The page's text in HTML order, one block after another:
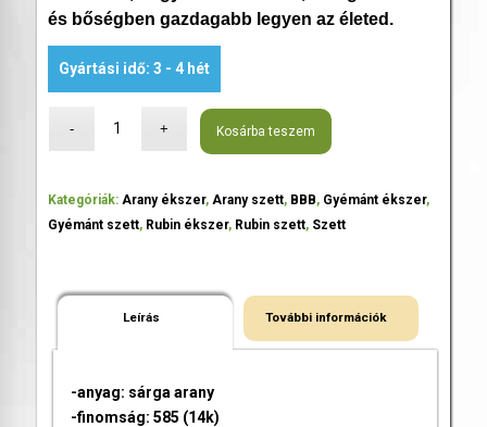
és bőségben gazdagabb legyen az életed.
Gyártási idő: 3 - 4 hét
Kosárba teszem
Kategóriák: Arany ékszer, Arany szett, BBB, Gyémánt ékszer,
Gyémánt szett, Rubin ékszer, Rubin szett, Szett
Leírás További információk
-anyag: sárga arany
-finomság: 585 (14k)